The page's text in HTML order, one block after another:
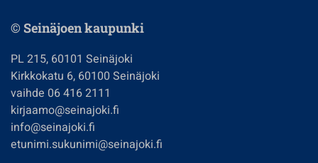
© Seinäjoen kaupunki
PL 215, 60101 Seinäjoki
Kirkkokatu 6, 60100 Seinäjoki
vaihde 06 416 2111
kirjaamo@seinajoki.fi
info@seinajoki.fi
etunimi.sukunimi@seinajoki.fi